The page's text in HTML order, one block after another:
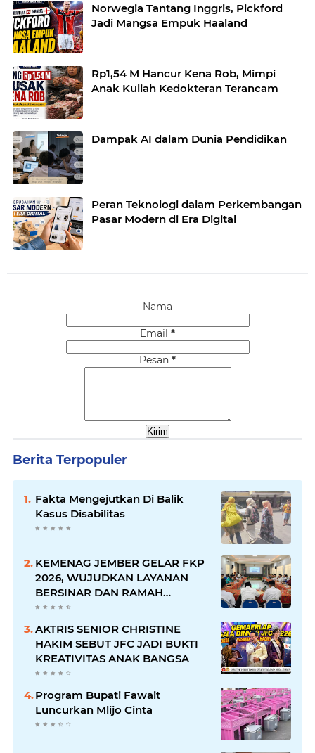
Norwegia Tantang Inggris, Pickford
Jadi Mangsa Empuk Haaland
Rp1,54 M Hancur Kena Rob, Mimpi
Anak Kuliah Kedokteran Terancam
Dampak AI dalam Dunia Pendidikan
Peran Teknologi dalam Perkembangan
Pasar Modern di Era Digital
Nama
Email *
Pesan *
Berita Terpopuler
Fakta Mengejutkan Di Balik
Kasus Disabilitas
KEMENAG JEMBER GELAR FKP
2026, WUJUDKAN LAYANAN
BERSINAR DAN RAMAH
DISABILITAS
AKTRIS SENIOR CHRISTINE
HAKIM SEBUT JFC JADI BUKTI
KREATIVITAS ANAK BANGSA
Program Bupati Fawait
Luncurkan Mlijo Cinta